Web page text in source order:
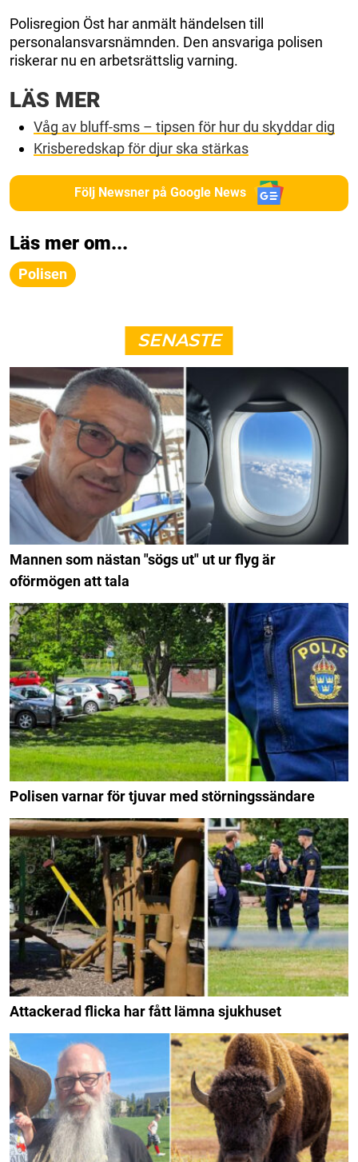
Polisregion Öst har anmält händelsen till
personalansvarsnämnden. Den ansvariga polisen
riskerar nu en arbetsrättslig varning.
LÄS MER
Våg av bluff-sms – tipsen för hur du skyddar dig
Krisberedskap för djur ska stärkas
Följ Newsner på Google News
Läs mer om...
Polisen
SENASTE
Mannen som nästan "sögs ut" ut ur flyg är
oförmögen att tala
Polisen varnar för tjuvar med störningssändare
Attackerad flicka har fått lämna sjukhuset